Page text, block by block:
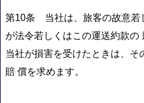
第10条 当社は、旅客の故意若
が法令若しくはこの運送約款の
当社が損害を受けたときは、そ
賠 償を求めます。